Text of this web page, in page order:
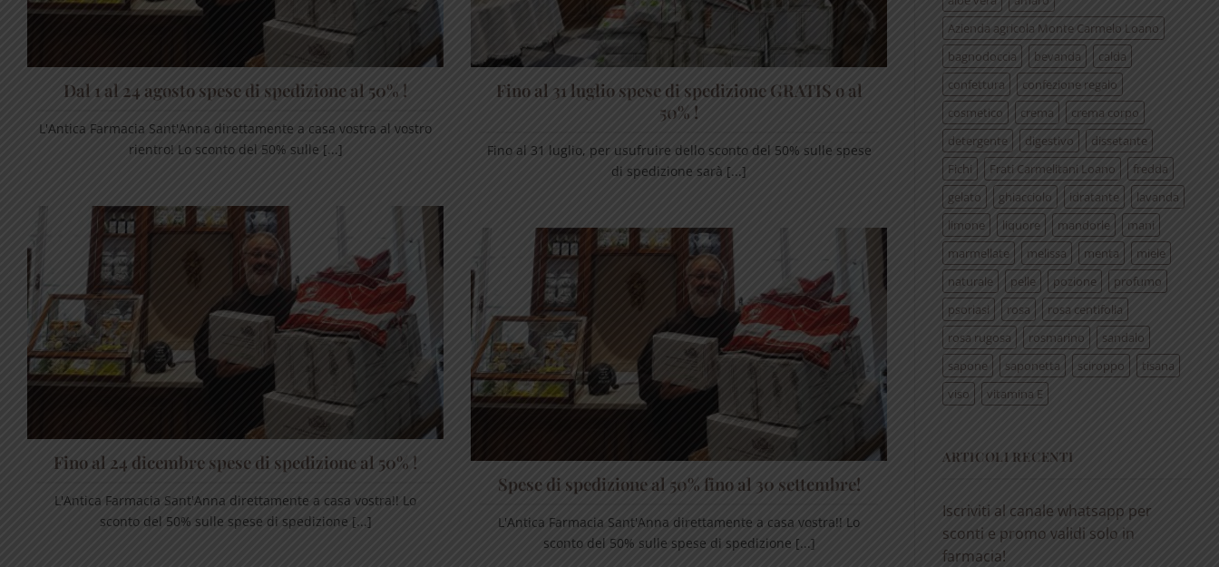
Dal 1 al 24 agosto spese di spedizione al 50% !
L'Antica Farmacia Sant'Anna direttamente a casa vostra al vostro
rientro! Lo sconto del 50% sulle [...]
Fino al 31 luglio spese di spedizione GRATIS o al
50% !
Fino al 31 luglio, per usufruire dello sconto del 50% sulle spese
di spedizione sarà [...]
Fino al 24 dicembre spese di spedizione al 50% !
L'Antica Farmacia Sant'Anna direttamente a casa vostra!! Lo
sconto del 50% sulle spese di spedizione [...]
Spese di spedizione al 50% fino al 30 settembre!
L'Antica Farmacia Sant'Anna direttamente a casa vostra!! Lo
sconto del 50% sulle spese di spedizione [...]
Azienda agricola Monte Carmelo Loano
bagnodoccia
bevanda
calda
confettura
confezione regalo
cosmetico
crema
crema corpo
detergente
digestivo
dissetante
Fichi
Frati Carmelitani Loano
fredda
gelato
ghiacciolo idratante
lavanda
limone
liquore mandorle
mani
marmellate
melissa menta
miele
naturale
pelle pozione
profumo
psoriasi
rosa
rosa centifolia
rosa rugosa
rosmarino
sandalo
sapone
saponetta sciroppo
tisana
viso
vitamina E
ARTICOLI RECENTI
Iscriviti al canale whatsapp per
sconti e promo validi solo in
farmacia!